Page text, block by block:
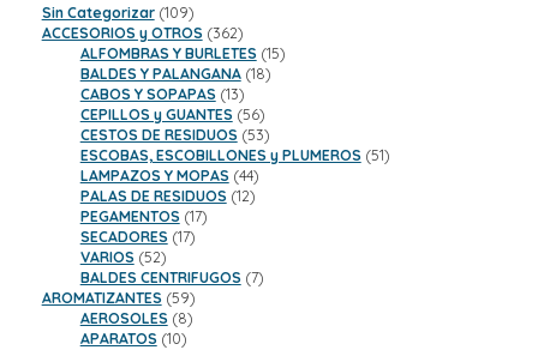
Sin Categorizar 109109
productos
ACCESORIOS y OTROS 362362
productos
ALFOMBRAS Y BURLETES 1515
BALDES Y PALANGANA 1818
CABOS Y SOPAPAS 1313
productos
CEPILLOS y GUANTES 5656
productos
CESTOS DE RESIDUOS 5353
productos
ESCOBAS, ESCOBILLONES y PLUMEROS 5151
LAMPAZOS Y MOPAS 4444
productos
PALAS DE RESIDUOS 1212
PEGAMENTOS 1717
SECADORES 1717
VARIOS 5252
productos
BALDES CENTRIFUGOS 77
AROMATIZANTES 5959
productos
AEROSOLES 88
productos
APARATOS 1010